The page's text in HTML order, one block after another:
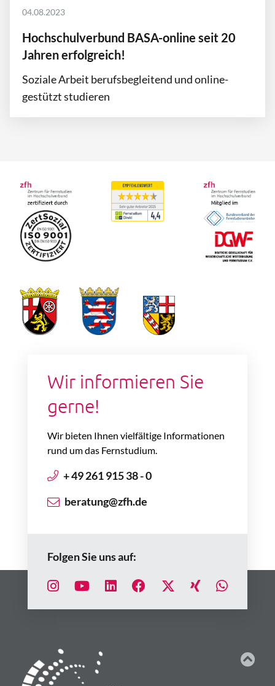
04.08.2023
Hochschulverbund BASA-online seit 20
Jahren erfolgreich!
Soziale Arbeit berufsbegleitend und online-
gestützt studieren
Wir informieren Sie
gerne!
Wir bieten Ihnen vielfältige Informationen
rund um das Fernstudium.
+ 49 261 915 38 - 0
beratung@zfh.de
Folgen Sie uns auf: